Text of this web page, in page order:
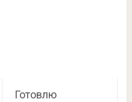
Готовлю